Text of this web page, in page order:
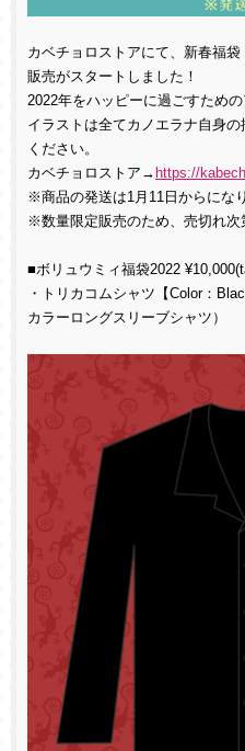
カベチョロストアにて、新春福袋
販売がスタートしました！
2022年をハッピーに過ごすため
イラストは全てカノエラナ自身
ください。
カベチョロストア→ https://
※商品の発送は1月11日からにな
※数量限定販売のため、売切れ次
■ボリュウミィ福袋2022
・トリカコムシャツ【Color：
カラーロングスリーブシャツ）